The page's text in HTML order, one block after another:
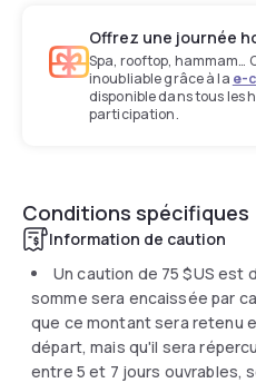
Offrez une journée
Spa, rooftop, hammam…
inoubliable grâce à la e-
disponible dans tous les
participation.
Conditions spécifiques
Information de caution
Un caution de 75 $US est
somme sera encaissée par
que ce montant sera retenu
départ, mais qu'il sera
entre 5 et 7 jours ouvrables,